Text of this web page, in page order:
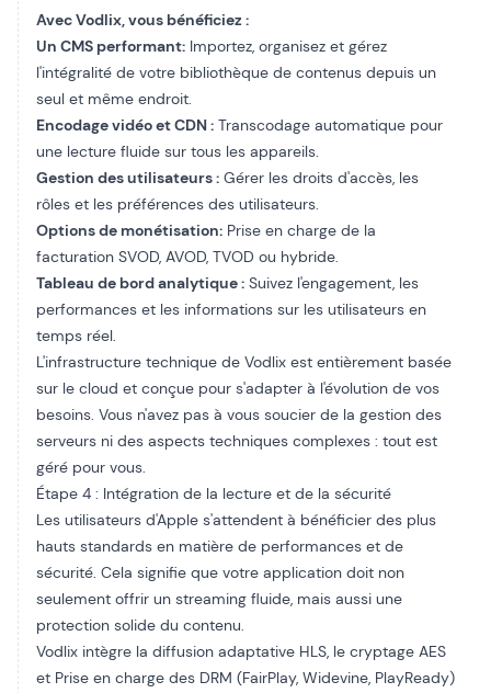
Avec Vodlix, vous bénéficiez :
Un CMS performant: Importez, organisez et gérez
l'intégralité de votre bibliothèque de contenus depuis un
seul et même endroit.
Encodage vidéo et CDN : Transcodage automatique pour
une lecture fluide sur tous les appareils.
Gestion des utilisateurs : Gérer les droits d'accès, les
rôles et les préférences des utilisateurs.
Options de monétisation: Prise en charge de la
facturation SVOD, AVOD, TVOD ou hybride.
Tableau de bord analytique : Suivez l'engagement, les
performances et les informations sur les utilisateurs en
temps réel.
L'infrastructure technique de Vodlix est entièrement basée
sur le cloud et conçue pour s'adapter à l'évolution de vos
besoins. Vous n'avez pas à vous soucier de la gestion des
serveurs ni des aspects techniques complexes : tout est
géré pour vous.
Étape 4 : Intégration de la lecture et de la sécurité
Les utilisateurs d'Apple s'attendent à bénéficier des plus
hauts standards en matière de performances et de
sécurité. Cela signifie que votre application doit non
seulement offrir un streaming fluide, mais aussi une
protection solide du contenu.
Vodlix intègre la diffusion adaptative HLS, le cryptage AES
et Prise en charge des DRM (FairPlay, Widevine, PlayReady)